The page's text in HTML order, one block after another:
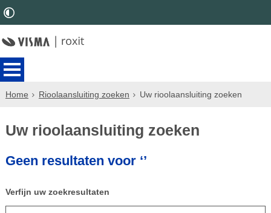
Home Rioolaansluiting zoeken Uw rioolaansluiting zoeken
Uw rioolaansluiting zoeken
Geen resultaten voor ‘’
Verfijn uw zoekresultaten